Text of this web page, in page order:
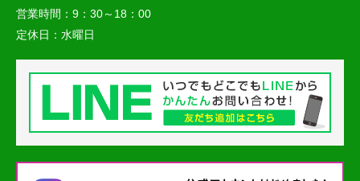
営業時間： 9：30～18：00
定休日： 水曜日